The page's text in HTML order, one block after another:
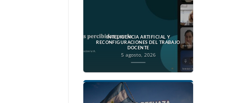
INTELIGENCIA ARTIFICIAL Y
RECONFIGURACIONES DEL TRABAJO
DOCENTE
5 agosto, 2026